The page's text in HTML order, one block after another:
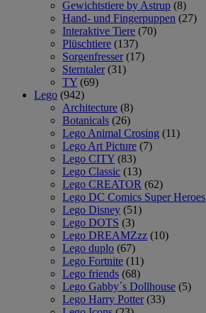
Gewichtstiere by Astrup (8)
Hand- und Fingerpuppen (27)
Interaktive Tiere (70)
Plüschtiere (137)
Sorgenfresser (17)
Sterntaler (31)
TY (69)
Lego (942)
Architecture (8)
Botanicals (26)
Lego Animal Crosing (11)
Lego Art Picture (7)
Lego CITY (83)
Lego Classic (13)
Lego CREATOR (62)
Lego DC Comics Super Heroes
Lego Disney (51)
Lego DOTS (3)
Lego DREAMZzz (10)
Lego duplo (67)
Lego Fortnite (11)
Lego friends (68)
Lego Gabby´s Dollhouse (5)
Lego Harry Potter (33)